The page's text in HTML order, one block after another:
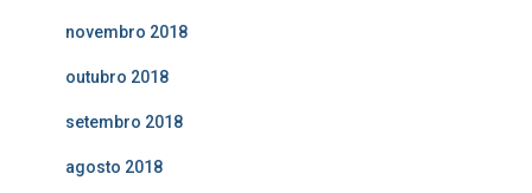
novembro 2018
outubro 2018
setembro 2018
agosto 2018